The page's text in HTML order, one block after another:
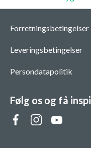
Forretningsbetingelser
Leveringsbetingelser
Persondatapolitik
Følg os og få